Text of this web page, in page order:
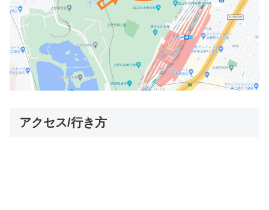
アクセス/行き方